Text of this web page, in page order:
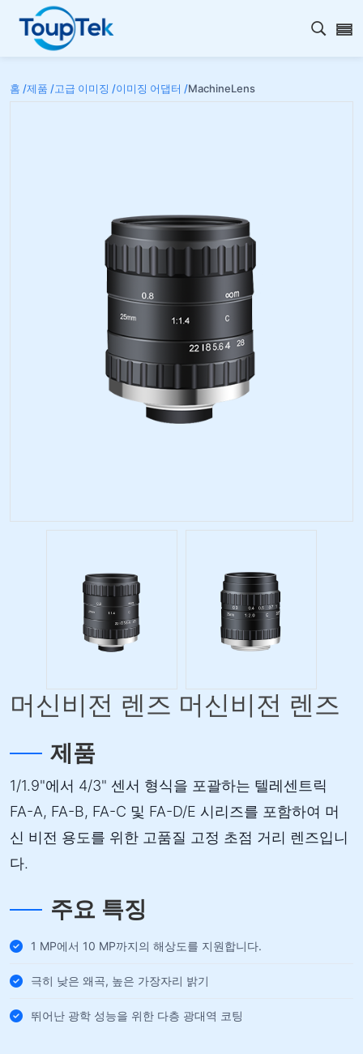
검색
홈 /제품 /고급 이미징 /이미징 어댑터 /MachineLens
머신비전 렌즈 머신비전 렌즈
제품
1/1.9"에서 4/3" 센서 형식을 포괄하는 텔레센트릭
FA-A, FA-B, FA-C 및 FA-D/E 시리즈를 포함하여 머
신 비전 용도를 위한 고품질 고정 초점 거리 렌즈입니
다.
주요 특징
1 MP에서 10 MP까지의 해상도를 지원합니다.
극히 낮은 왜곡, 높은 가장자리 밝기
뛰어난 광학 성능을 위한 다층 광대역 코팅